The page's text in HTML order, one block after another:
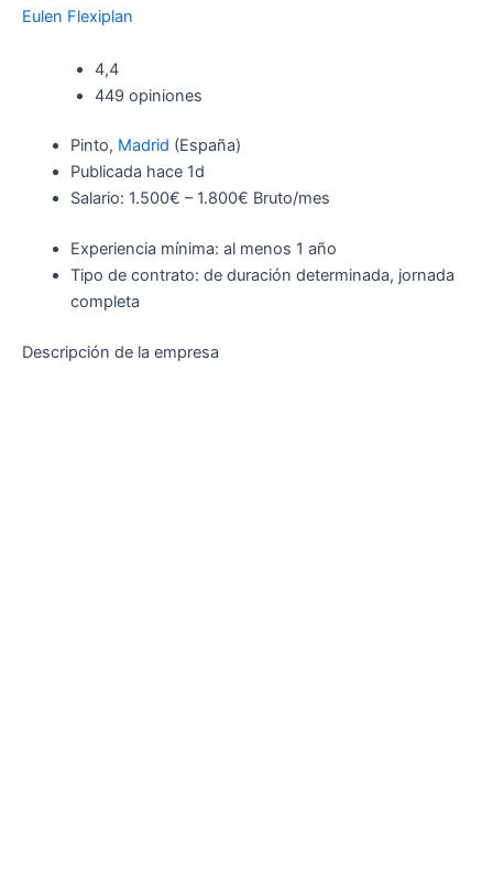
Eulen Flexiplan
4,4
449 opiniones
Pinto, Madrid (España)
Publicada hace 1d
Salario: 1.500€ – 1.800€ Bruto/mes
Experiencia mínima: al menos 1 año
Tipo de contrato: de duración determinada, jornada
completa
Descripción de la empresa